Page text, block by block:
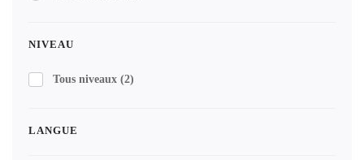
NIVEAU
Tous niveaux (2)
LANGUE